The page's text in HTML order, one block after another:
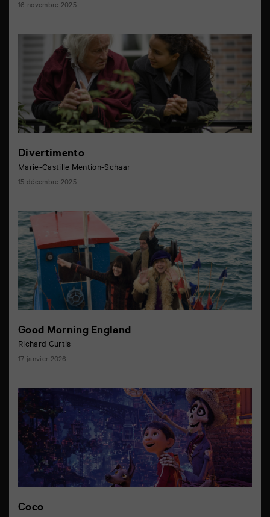
16 novembre 2025
Divertimento
Marie-Castille Mention-Schaar
15 décembre 2025
Good Morning England
Richard Curtis
17 janvier 2026
Coco